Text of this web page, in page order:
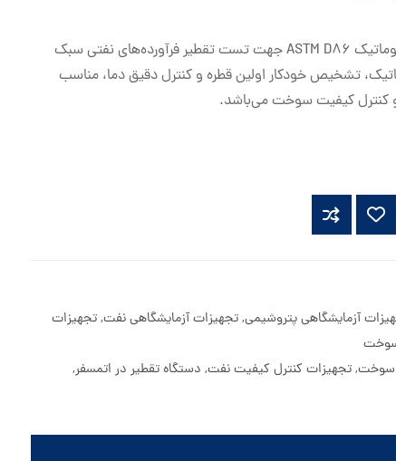
دستگاه تقطیر در اتمسفر تمام اتوماتیک ASTM D86 جهت تست تقطیر فرآورده‌های نفتی سبک
تشخیص خودکار اولین قطره و کنترل دقیق دما، مناسب
کنترل کیفیت سوخت می‌باشد.
آزمایشگاهی پتروشیمی,تجهیزات آزمایشگاهی نفت,تجهیزات
سوخت,تجهیزات کنترل کیفیت نفت, دستگاه تقطیر در اتمسفر,